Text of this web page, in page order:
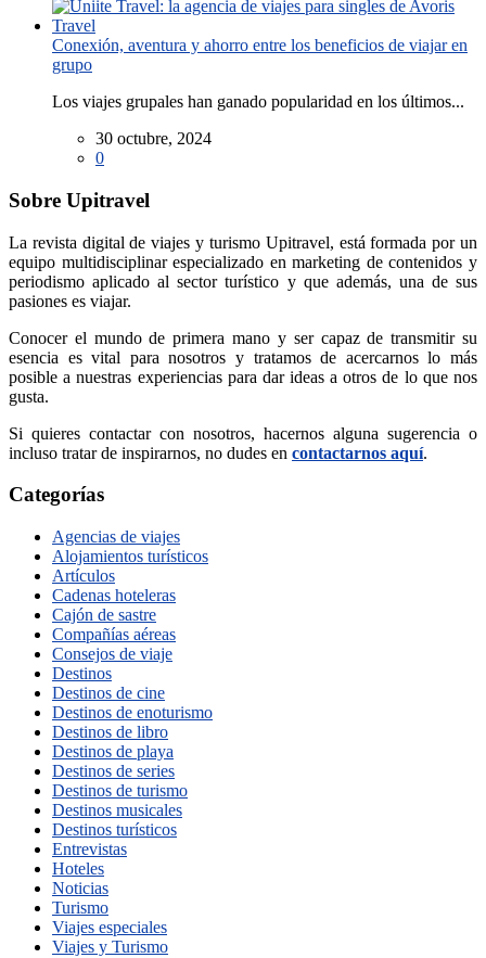
Conexión, aventura y ahorro entre los beneficios de viajar en
grupo
Los viajes grupales han ganado popularidad en los últimos...
30 octubre, 2024
0
Sobre Upitravel
La revista digital de viajes y turismo Upitravel, está formada por un
equipo multidisciplinar especializado en marketing de contenidos y
periodismo aplicado al sector turístico y que además, una de sus
pasiones es viajar.
Conocer el mundo de primera mano y ser capaz de transmitir su
esencia es vital para nosotros y tratamos de acercarnos lo más
posible a nuestras experiencias para dar ideas a otros de lo que nos
gusta.
Si quieres contactar con nosotros, hacernos alguna sugerencia o
incluso tratar de inspirarnos, no dudes en contactarnos aquí.
Categorías
Agencias de viajes
Alojamientos turísticos
Artículos
Cadenas hoteleras
Cajón de sastre
Compañías aéreas
Consejos de viaje
Destinos
Destinos de cine
Destinos de enoturismo
Destinos de libro
Destinos de playa
Destinos de series
Destinos de turismo
Destinos musicales
Destinos turísticos
Entrevistas
Hoteles
Noticias
Turismo
Viajes especiales
Viajes y Turismo